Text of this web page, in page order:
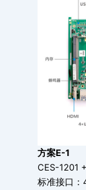
方案E-1
CES-1201
标准接口